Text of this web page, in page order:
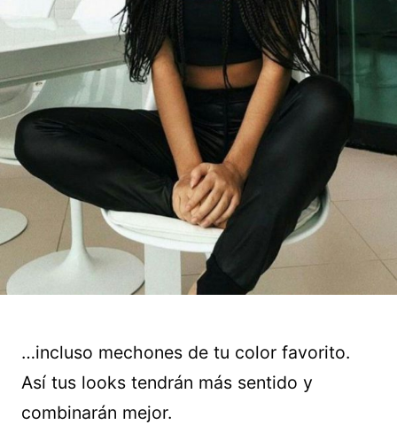
…incluso mechones de tu color favorito.
Así tus looks tendrán más sentido y
combinarán mejor.